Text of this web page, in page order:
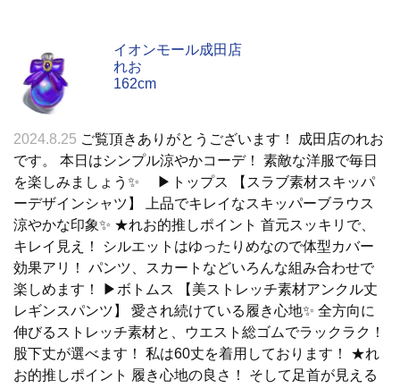
イオンモール成田店
れお
162cm
2024.8.25 ご覧頂きありがとうございます！ 成田店のれお
です。 本日はシンプル涼やかコーデ！ 素敵な洋服で毎日
を楽しみましょう✨ ▶︎トップス 【スラブ素材スキッパ
ーデザインシャツ】 上品でキレイなスキッパーブラウス
涼やかな印象✨ ★れお的推しポイント 首元スッキリで、
キレイ見え！ シルエットはゆったりめなので体型カバー
効果アリ！ パンツ、スカートなどいろんな組み合わせで
楽しめます！ ▶︎ボトムス 【美ストレッチ素材アンクル丈
レギンスパンツ】 愛され続けている履き心地✨ 全方向に
伸びるストレッチ素材と、ウエスト総ゴムでラックラク！
股下丈が選べます！ 私は60丈を着用しております！ ★れ
お的推しポイント 履き心地の良さ！ そして足首が見える